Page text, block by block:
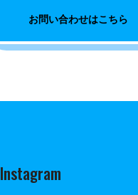
お問い合わせはこちら
Instagram